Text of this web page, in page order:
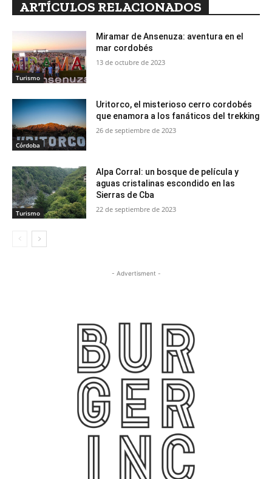
ARTÍCULOS RELACIONADOS
Turismo
Miramar de Ansenuza: aventura en el
mar cordobés
13 de octubre de 2023
Córdoba
Uritorco, el misterioso cerro cordobés
que enamora a los fanáticos del trekking
26 de septiembre de 2023
Turismo
Alpa Corral: un bosque de película y
aguas cristalinas escondido en las
Sierras de Cba
22 de septiembre de 2023
- Advertisment -